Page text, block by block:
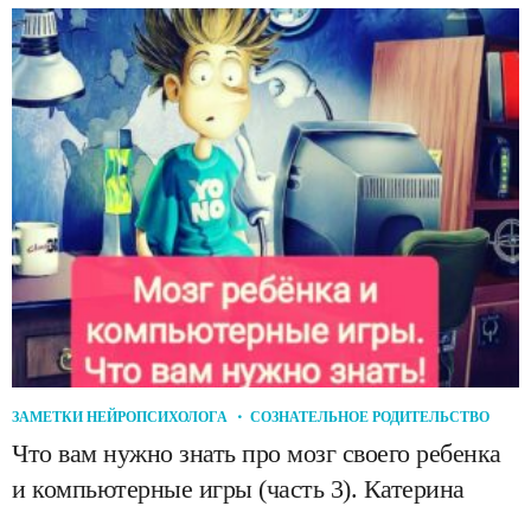
ЗАМЕТКИ НЕЙРОПСИХОЛОГА СОЗНАТЕЛЬНОЕ РОДИТЕЛЬСТВО
Что вам нужно знать про мозг своего ребенка
и компьютерные игры (часть 3). Катерина